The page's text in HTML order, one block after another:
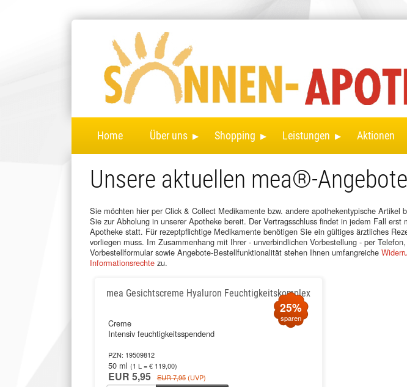
Home Über uns ▸ Shopping ▸ Leistungen ▸ Aktionen
Unsere aktuellen mea®-Angebote
Sie möchten hier per Click & Collect Medikamente bzw. andere apothekentypische Artikel
Sie zur Abholung in unserer Apotheke bereit. Der Vertragsschluss findet in jedem Fall erst
Apotheke statt. Für rezeptpflichtige Medikamente benötigen Sie ein gültiges ärztliches
vorliegen muss. Im Zusammenhang mit Ihrer - unverbindlichen Vorbestellung - per
Vorbestellformular sowie Angebote-Bestellfunktionalität stehen Ihnen umfangreiche
Informationsrechte zu.
mea Gesichtscreme Hyaluron Feuchtigkeitskomplex
25%
sparen
Creme
Intensiv feuchtigkeitsspendend
PZN: 19509812
50 ml (1 L = € 119,00)
EUR 5,95 EUR 7,95(UVP)